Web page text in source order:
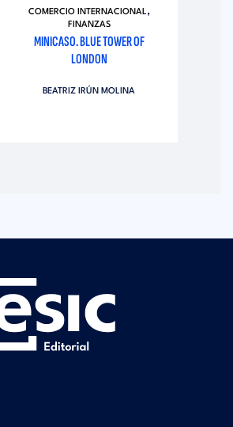
COMERCIO INTERNACIONAL,
FINANZAS
MINICASO. BLUE TOWER OF
LONDON
BEATRIZ IRÚN MOLINA